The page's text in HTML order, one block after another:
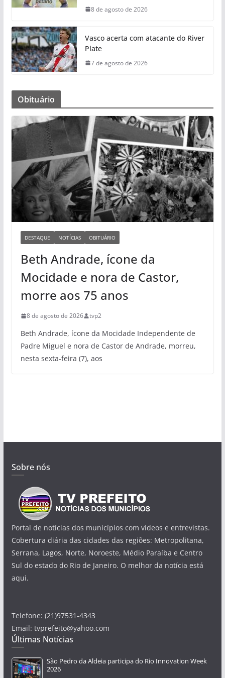
8 de agosto de 2026
Vasco acerta com atacante do River
Plate
7 de agosto de 2026
Obituário
DESTAQUE NOTÍCIAS OBITUÁRIO
Beth Andrade, ícone da
Mocidade e nora de Castor,
morre aos 75 anos
8 de agosto de 2026 tvp2
Beth Andrade, ícone da Mocidade Independente de
Padre Miguel e nora de Castor de Andrade, morreu,
nesta sexta-feira (7), aos
Sobre nós
Portal de notícias dos municípios com videos e entrevistas.
Cobertura diária das cidades das regiões: Metropolitana,
Serrana, Lagos, Norte, Noroeste, Médio Paraíba e Centro
Sul do estado do Rio de Janeiro. O melhor da notícia está
aqui.
Telefone: (21)97531-4343
Email: tvprefeito@yahoo.com
Últimas Notícias
São Pedro da Aldeia participa do Rio Innovation Week
2026